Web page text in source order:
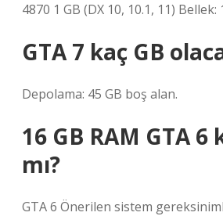
4870 1 GB (DX 10, 10.1, 11) Bellek:
GTA 7 kaç GB
Depolama: 45 GB boş alan.
16 GB RAM GTA 6
mı?
GTA 6 Önerilen sistem